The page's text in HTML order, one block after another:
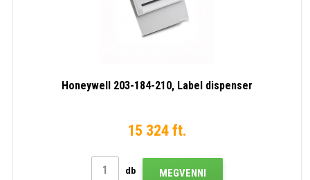
Honeywell 203-184-210, Label dispenser
15 324 ft.
db MEGVENNI